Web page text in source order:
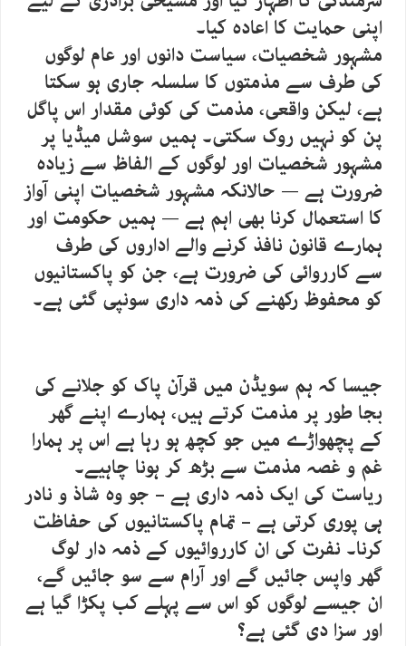
اپنی حمایت کا اعادہ کیا۔
مشہور شخصیات، سیاست دانوں اور عام لوگوں
کی طرف سے مذمتوں کا سلسلہ جاری ہو سکتا
ہے، لیکن واقعی، مذمت کی کوئی مقدار اس پاگل
پن کو نہیں روک سکتی۔ ہمیں سوشل میڈیا پر
مشہور شخصیات اور لوگوں کے الفاظ سے زیادہ
ضرورت ہے — حالانکہ مشہور شخصیات اپنی آواز
کا استعمال کرنا بھی اہم ہے — ہمیں حکومت اور
ہمارے قانون نافذ کرنے والے اداروں کی طرف
سے کارروائی کی ضرورت ہے، جن کو پاکستانیوں
کو محفوظ رکھنے کی ذمہ داری سونپی گئی ہے۔
جیسا کہ ہم سویڈن میں قرآن پاک کو جلانے کی
بجا طور پر مذمت کرتے ہیں، ہمارے اپنے گھر
کے پچھواڑے میں جو کچھ ہو رہا ہے اس پر ہمارا
غم و غصہ مذمت سے بڑھ کر ہونا چاہیے۔
ریاست کی ایک ذمہ داری ہے – جو وہ شاذ و نادر
ہی پوری کرتی ہے – تمام پاکستانیوں کی حفاظت
کرنا۔ نفرت کی ان کارروائیوں کے ذمہ دار لوگ
گھر واپس جائیں گے اور آرام سے سو جائیں گے،
ان جیسے لوگوں کو اس سے پہلے کب پکڑا گیا ہے
اور سزا دی گئی ہے؟